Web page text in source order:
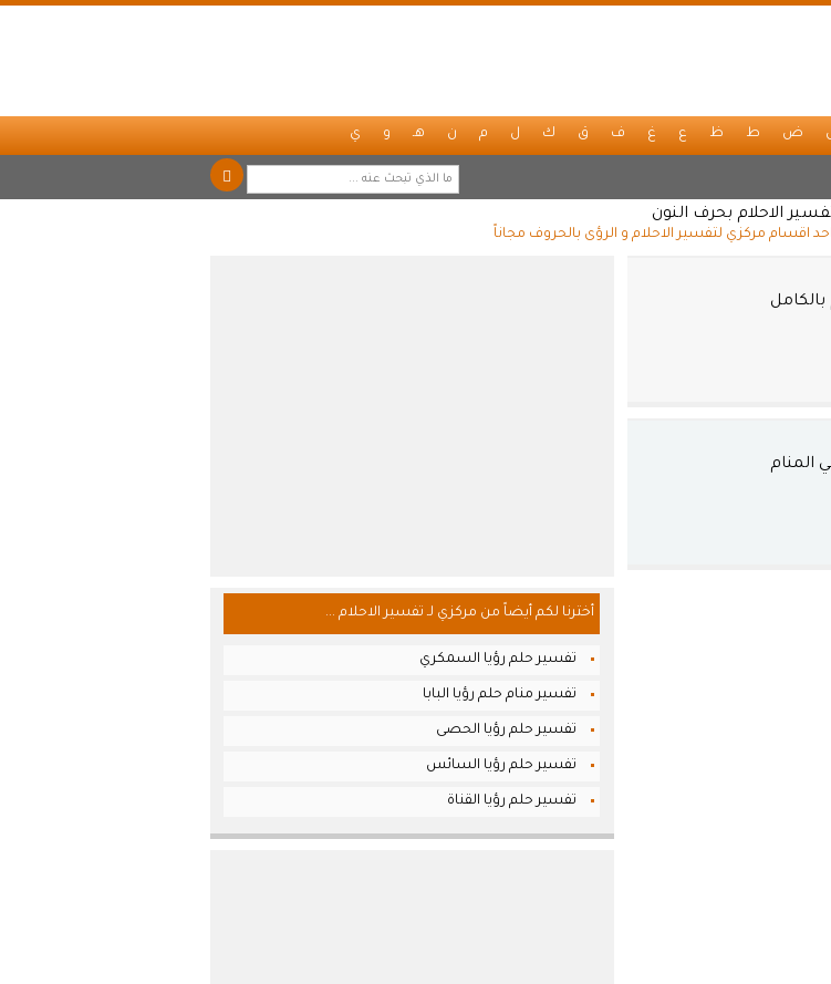
ض ط ظ ع غ ف ق ك ل م ن هـ و ي
الاحلام بحرف النون
اقسام مركزي لتفسير الاحلام و الرؤى بالحروف مجاناً
المنام
أخترنا لكم أيضاً من مركزي لـ تفسير الاحلام ...
تفسير حلم رؤيا السمكري
تفسير منام حلم رؤيا البابا
تفسير حلم رؤيا الحصى
تفسير حلم رؤيا السائس
تفسير حلم رؤيا القناة